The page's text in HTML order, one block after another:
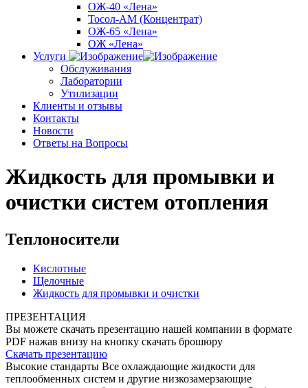
ОЖ-40 «Лена»
Тосол-АМ (Концентрат)
ОЖ-65 «Лена»
ОЖ «Лена»
Услуги
Обслуживания
Лаборатории
Утилизации
Клиенты и отзывы
Контакты
Новости
Ответы на Вопросы
Жидкость для промывки и
очистки систем отопления
Теплоносители
Кислотные
Щелочные
Жидкость для промывки и очистки
ПРЕЗЕНТАЦИЯ
Вы можете скачать презентацию нашей компании в формате
PDF нажав внизу на кнопку скачать брошюру
Скачать презентацию
Высокие стандарты Все охлаждающие жидкости для
теплообменных систем и другие низкозамерзающие